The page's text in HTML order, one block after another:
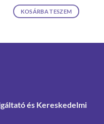
KOSÁRBA TESZEM
és Kereskedelmi